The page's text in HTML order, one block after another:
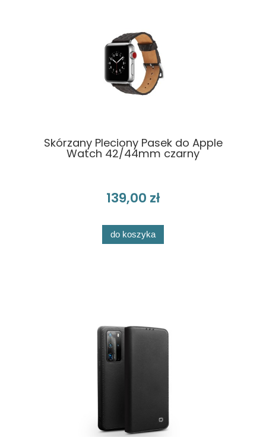
Skórzany Pleciony Pasek do Apple
Watch 42/44mm czarny
139,00 zł
do koszyka